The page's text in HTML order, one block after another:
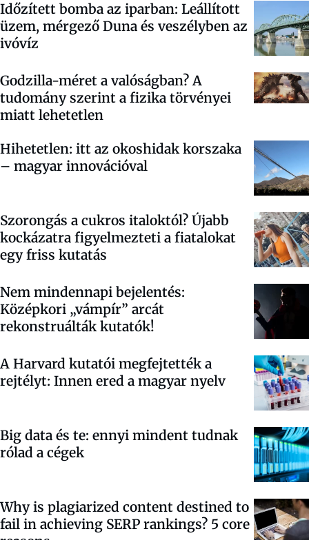
Időzített bomba az iparban: Leállított
üzem, mérgező Duna és veszélyben az
ivóvíz
Godzilla-méret a valóságban? A
tudomány szerint a fizika törvényei
miatt lehetetlen
Hihetetlen: itt az okoshidak korszaka
– magyar innovációval
Szorongás a cukros italoktól? Újabb
kockázatra figyelmezteti a fiatalokat
egy friss kutatás
Nem mindennapi bejelentés:
Középkori „vámpír” arcát
rekonstruálták kutatók!
A Harvard kutatói megfejtették a
rejtélyt: Innen ered a magyar nyelv
Big data és te: ennyi mindent tudnak
rólad a cégek
Why is plagiarized content destined to
fail in achieving SERP rankings? 5 core